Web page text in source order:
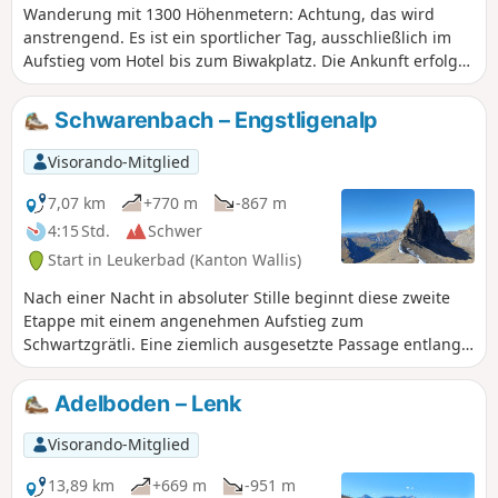
Wanderung mit 1300 Höhenmetern: Achtung, das wird
anstrengend. Es ist ein sportlicher Tag, ausschließlich im
Aufstieg vom Hotel bis zum Biwakplatz. Die Ankunft erfolgt
mitten in der Natur. Wir müssen erst das Lager
aufschlagen, bevor wir ein Nickerchen machen und
Kartenspiele herausholen (das Essen nicht zu vergessen).
Schwarenbach – Engstligenalp
Visorando-Mitglied
7,07 km
+770 m
-867 m
4:15 Std.
Schwer
Start in Leukerbad (Kanton Wallis)
Nach einer Nacht in absoluter Stille beginnt diese zweite
Etappe mit einem angenehmen Aufstieg zum
Schwartzgrätli. Eine ziemlich ausgesetzte Passage entlang
der Felsenhornwand erfordert trotz Seilen und Ketten etwas
Vorsicht. Anschließend geht es weiter auf dem Engstlige-
Grat mit Blick auf das Tschingellochtighorn, dessen Relief
ziemlich bemerkenswert ist. Zum Abschluss dieses Tages
steigen Sie über den Ärtele-Grat hinab zur Engstligenalp,
einer wunderschönen Alm am Fusse des Wildstrubels.
Adelboden – Lenk
Visorando-Mitglied
13,89 km
+669 m
-951 m